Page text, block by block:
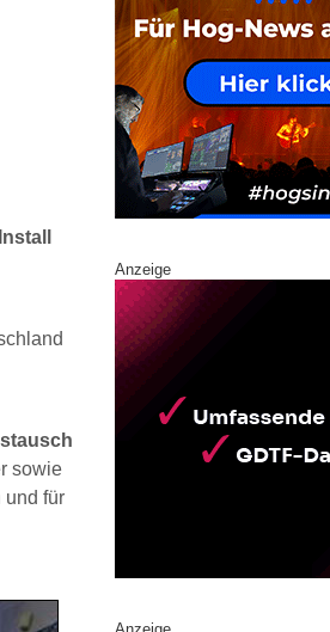
sowie
und für
Anzeige